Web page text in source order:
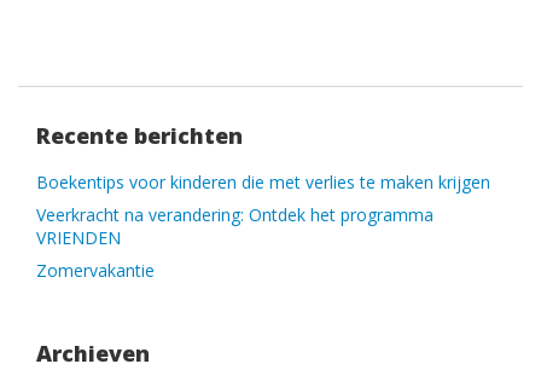
Recente berichten
Boekentips voor kinderen die met verlies te maken krijgen
Veerkracht na verandering: Ontdek het programma
VRIENDEN
Zomervakantie
Archieven